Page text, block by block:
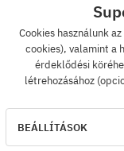
Cookies használunk
cookies), valamint a
érdeklődési
létrehozásához
BEÁLLÍTÁSOK